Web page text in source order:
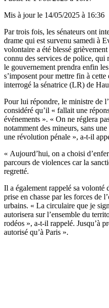
Mis à jour le 14/05/2025 à 16:36
Par trois fois, les sénateurs ont
drame qui est survenu samedi à
volontaire a été blessé
connu des services de police,
le gouvernement prendra enfin
s’imposent pour mettre fin à cette
interrogé la sénatrice (LR) de
Pour lui répondre, le ministre de
considéré qu’il « fallait une
événements ». « On ne réglera
notamment des mineurs, sans
une révolution pénale », a-t-il
« Aujourd’hui, on a choisi
parcours de violences car la
regretté.
Il a également rappelé sa volonté
prise en chasse par les forces de
urbains. « La circulaire que je
autorisera sur l’ensemble du
rodéos », a-t-il rappelé. Jusqu’à
autorisé qu’à Paris ».